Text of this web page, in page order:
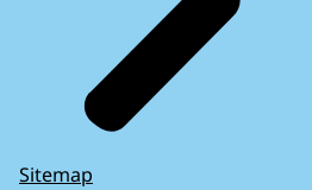
Sitemap